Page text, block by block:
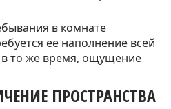
ее наполнение всей
то же время, ощущение
ПРОСТРАНСТВА